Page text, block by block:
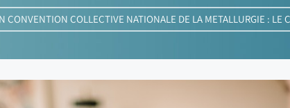
CONVENTION COLLECTIVE NATIONALE DE LA METALLURGIE : LE